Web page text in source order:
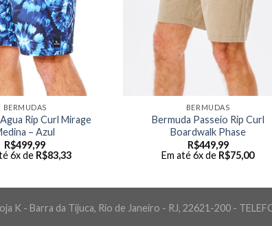
BERMUDAS
Rip Curl Mirage
– Azul
R$499,99
6x de R$83,33
BERMUDAS
Bermuda Passeio Rip Curl
Boardwalk Phase
R$449,99
Em até 6x de R$75,00
K - Barra da Tijuca, Rio de Janeiro - RJ, 22621-200 -